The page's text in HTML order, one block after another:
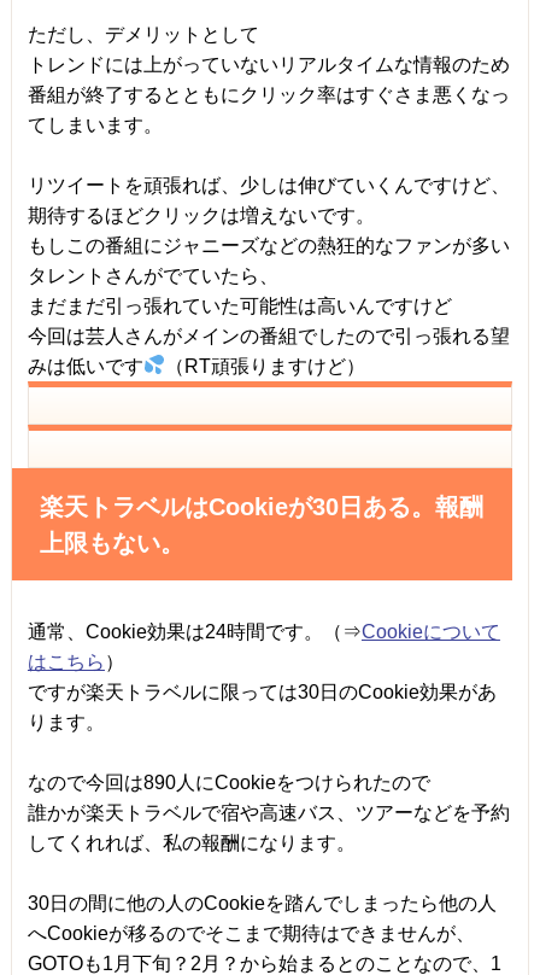
ただし、デメリットとして
トレンドには上がっていないリアルタイムな情報のため
番組が終了するとともにクリック率はすぐさま悪くなっ
てしまいます。
リツイートを頑張れば、少しは伸びていくんですけど、
期待するほどクリックは増えないです。
もしこの番組にジャニーズなどの熱狂的なファンが多い
タレントさんがでていたら、
まだまだ引っ張れていた可能性は高いんですけど
今回は芸人さんがメインの番組でしたので引っ張れる望
みは低いです
（RT頑張りますけど）
楽天トラベルはCookieが30日ある。報酬
上限もない。
通常、Cookie効果は24時間です。（⇒Cookieについて
はこちら ）
ですが楽天トラベルに限っては30日のCookie効果があ
ります。
なので今回は890人にCookieをつけられたので
誰かが楽天トラベルで宿や高速バス、ツアーなどを予約
してくれれば、私の報酬になります。
30日の間に他の人のCookieを踏んでしまったら他の人
へCookieが移るのでそこまで期待はできませんが、
GOTOも1月下旬？2月？から始まるとのことなので、1